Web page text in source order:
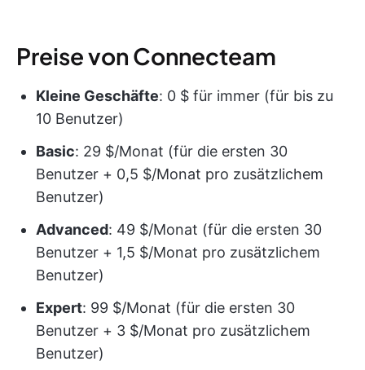
Preise von Connecteam
Kleine Geschäfte: 0 $ für immer (für bis zu
10 Benutzer)
Basic: 29 $/Monat (für die ersten 30
Benutzer + 0,5 $/Monat pro zusätzlichem
Benutzer)
Advanced: 49 $/Monat (für die ersten 30
Benutzer + 1,5 $/Monat pro zusätzlichem
Benutzer)
Expert: 99 $/Monat (für die ersten 30
Benutzer + 3 $/Monat pro zusätzlichem
Benutzer)